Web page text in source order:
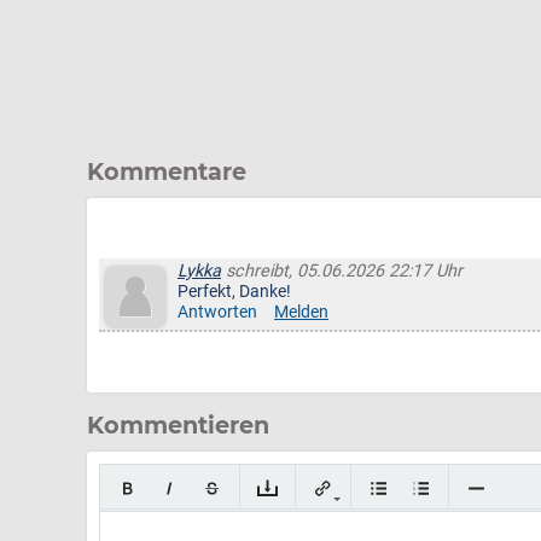
Kommentare
Lykka schreibt, 05.06.2026 22:17 Uhr
Perfekt, Danke!
Antworten
Melden
Kommentieren